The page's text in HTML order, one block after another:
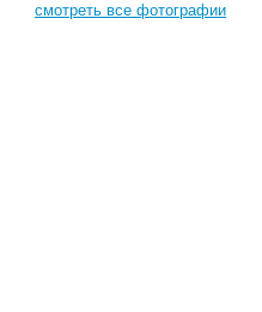
смотреть все фотографии